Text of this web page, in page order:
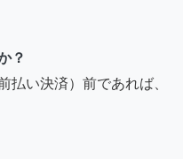
てご案内して
別チャットに
さい😊
？
払い決済）前であれば、